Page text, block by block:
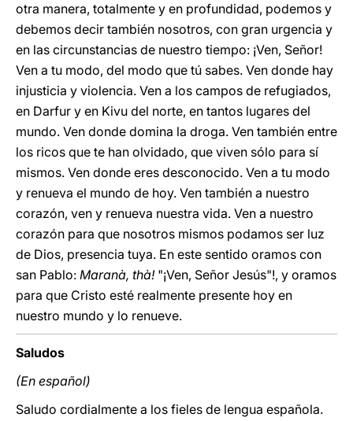
otra manera, totalmente y en profundidad, podemos y
debemos decir también nosotros, con gran urgencia y
en las circunstancias de nuestro tiempo: ¡Ven, Señor!
Ven a tu modo, del modo que tú sabes. Ven donde hay
injusticia y violencia. Ven a los campos de refugiados,
en Darfur y en Kivu del norte, en tantos lugares del
mundo. Ven donde domina la droga. Ven también entre
los ricos que te han olvidado, que viven sólo para sí
mismos. Ven donde eres desconocido. Ven a tu modo
y renueva el mundo de hoy. Ven también a nuestro
corazón, ven y renueva nuestra vida. Ven a nuestro
corazón para que nosotros mismos podamos ser luz
de Dios, presencia tuya. En este sentido oramos con
san Pablo: Maranà, thà! "¡Ven, Señor Jesús"!, y oramos
para que Cristo esté realmente presente hoy en
nuestro mundo y lo renueve.
Saludos
(En español)
Saludo cordialmente a los fieles de lengua española.